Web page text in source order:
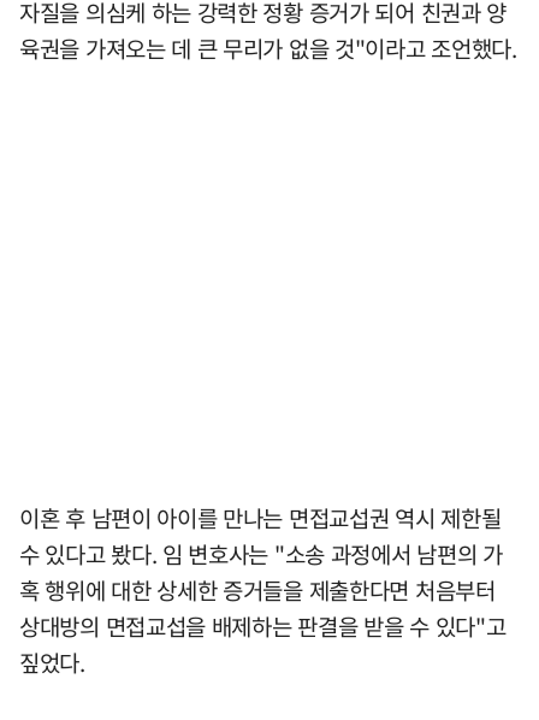
자질을 의심케 하는 강력한 정황 증거가 되어 친권과 양
육권을 가져오는 데 큰 무리가 없을 것"이라고 조언했다.
이혼 후 남편이 아이를 만나는 면접교섭권 역시 제한될
수 있다고 봤다. 임 변호사는 "소송 과정에서 남편의 가
혹 행위에 대한 상세한 증거들을 제출한다면 처음부터
상대방의 면접교섭을 배제하는 판결을 받을 수 있다"고
짚었다.